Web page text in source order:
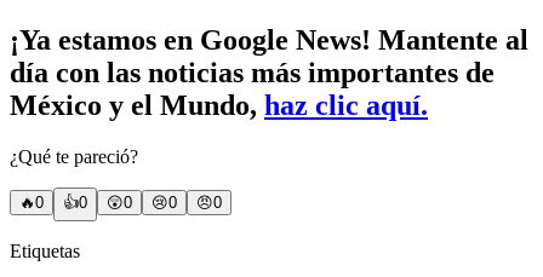
¡Ya estamos en Google News! Mantente al
día con las noticias más importantes de
México y el Mundo, haz clic aquí.
¿Qué te pareció?
🔥0 👍0 😲0 😢0 😠0
Etiquetas